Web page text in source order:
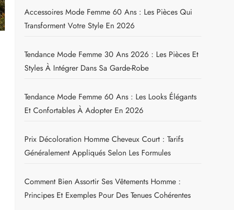
Accessoires Mode Femme 60 Ans : Les Pièces Qui
Transforment Votre Style En 2026
Tendance Mode Femme 30 Ans 2026 : Les Pièces Et
Styles À Intégrer Dans Sa Garde-Robe
Tendance Mode Femme 60 Ans : Les Looks Élégants
Et Confortables À Adopter En 2026
Prix Décoloration Homme Cheveux Court : Tarifs
Généralement Appliqués Selon Les Formules
Comment Bien Assortir Ses Vêtements Homme :
Principes Et Exemples Pour Des Tenues Cohérentes